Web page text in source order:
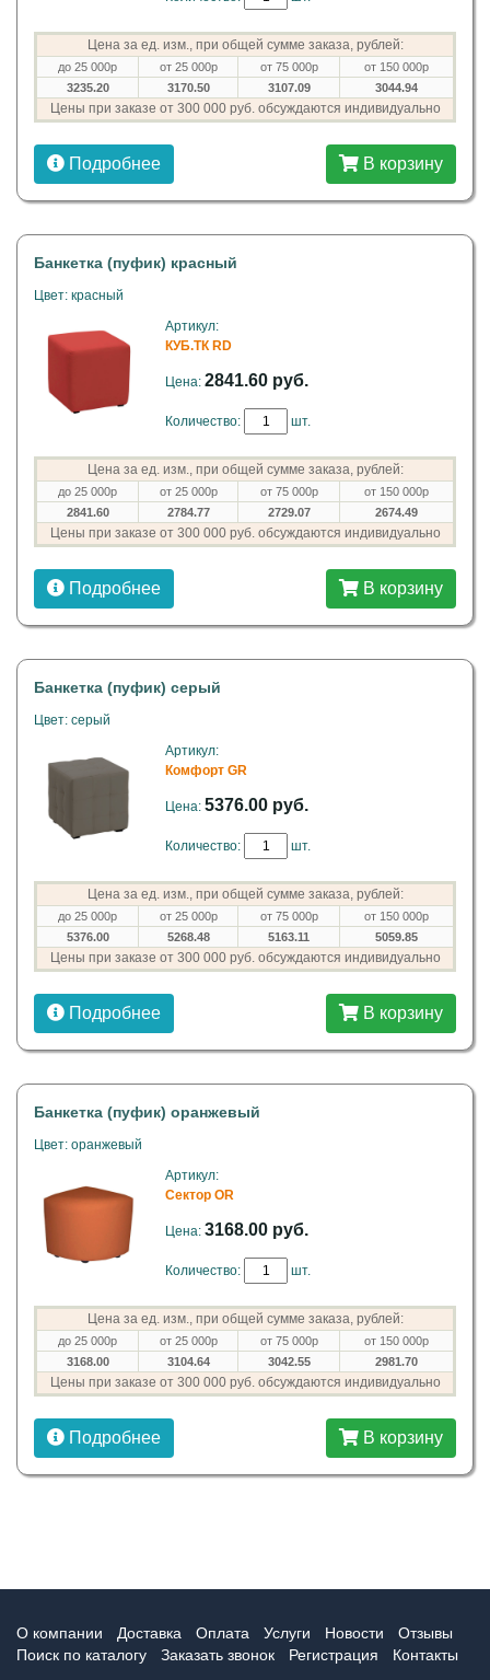
Цена за ед. изм., при общей сумме заказа, рублей:
до 25 000р от 25 000р от 75 000р
от 150 000р
3235.20
3170.50 3107.09 3044.94
Цены при заказе от 300 000 руб. обсуждаются индивидуально
Подробнее В корзину
Банкетка (пуфик) красный
Цвет: красный
Артикул:
КУБ.ТК RD
Цена: 2841.60 руб.
Количество: шт.
Цена за ед. изм., при общей сумме заказа, рублей:
до 25 000р от 25 000р от 75 000р
от 150 000р
2841.60
2784.77 2729.07 2674.49
Цены при заказе от 300 000 руб. обсуждаются индивидуально
Подробнее В корзину
Банкетка (пуфик) серый
Цвет: серый
Артикул:
Комфорт GR
Цена: 5376.00 руб.
Количество: шт.
Цена за ед. изм., при общей сумме заказа, рублей:
до 25 000р от 25 000р от 75 000р
от 150 000р
5376.00
5268.48 5163.11 5059.85
Цены при заказе от 300 000 руб. обсуждаются индивидуально
Подробнее В корзину
Банкетка (пуфик) оранжевый
Цвет: оранжевый
Артикул:
Сектор OR
Цена: 3168.00 руб.
Количество: шт.
Цена за ед. изм., при общей сумме заказа, рублей:
до 25 000р от 25 000р от 75 000р
от 150 000р
3168.00
3104.64 3042.55 2981.70
Цены при заказе от 300 000 руб. обсуждаются индивидуально
Подробнее В корзину
О компании Доставка Оплата Услуги Новости
Отзывы
Поиск по каталогу
Заказать звонок Регистрация Контакты